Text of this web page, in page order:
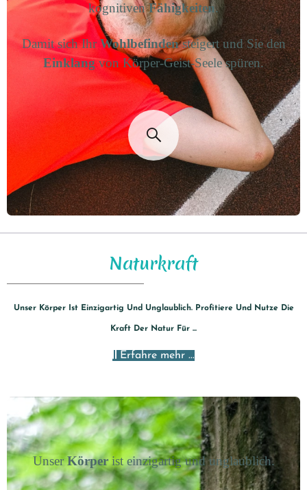
kognitivenFähigkeiten.
Damit sich IhrWohlbefindensteigert und Sie den
Einklangvon Körper-Geist-Seele spüren.
Naturkraft
Unser Körper Ist Einzigartig Und Unglaublich. Profitiere Und Nutze Die
Kraft Der Natur Für ...
Erfahre mehr ...
UnserKörper ist einzigartig und unglaublich.